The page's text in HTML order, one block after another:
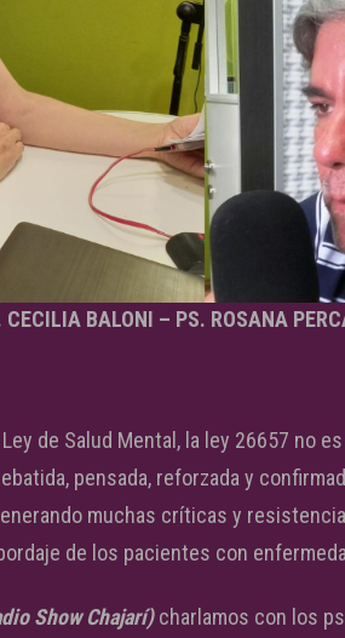
BALONI – PS. ROSANA
de Salud Mental, la ley 26657 no
pensada, reforzada y
muchas críticas y
de los pacientes con
Show Chajarí)charlamos con los